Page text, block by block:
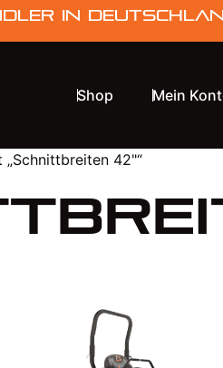
in
Shop Mein
42"“